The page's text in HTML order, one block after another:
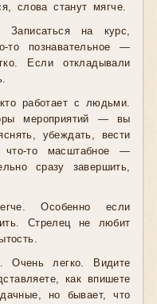
слова станут мягче.
на курс,
то познавательное —
Если откладывали
работает с людьми.
мероприятий — вы
убеждать, вести
то масштабное —
сразу завершить,
Особенно если
Стрелец не любит
Очень легко. Видите
как впишете
но бывает, что